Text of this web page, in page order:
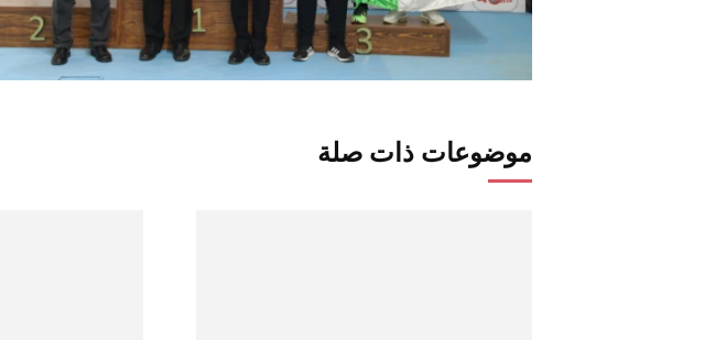
موضوعات ذات صلة